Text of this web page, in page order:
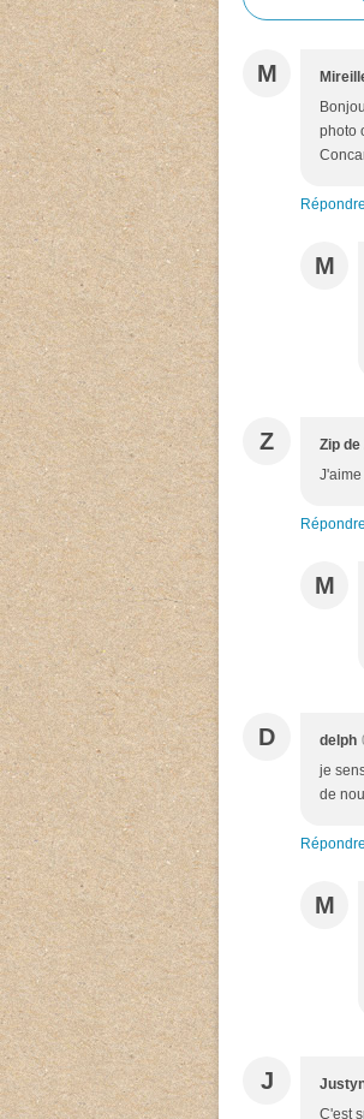
M
photo
Répondre
M
Z Zip de
Répondre
M
D delph
je
de
Répondre
M
J
C'est